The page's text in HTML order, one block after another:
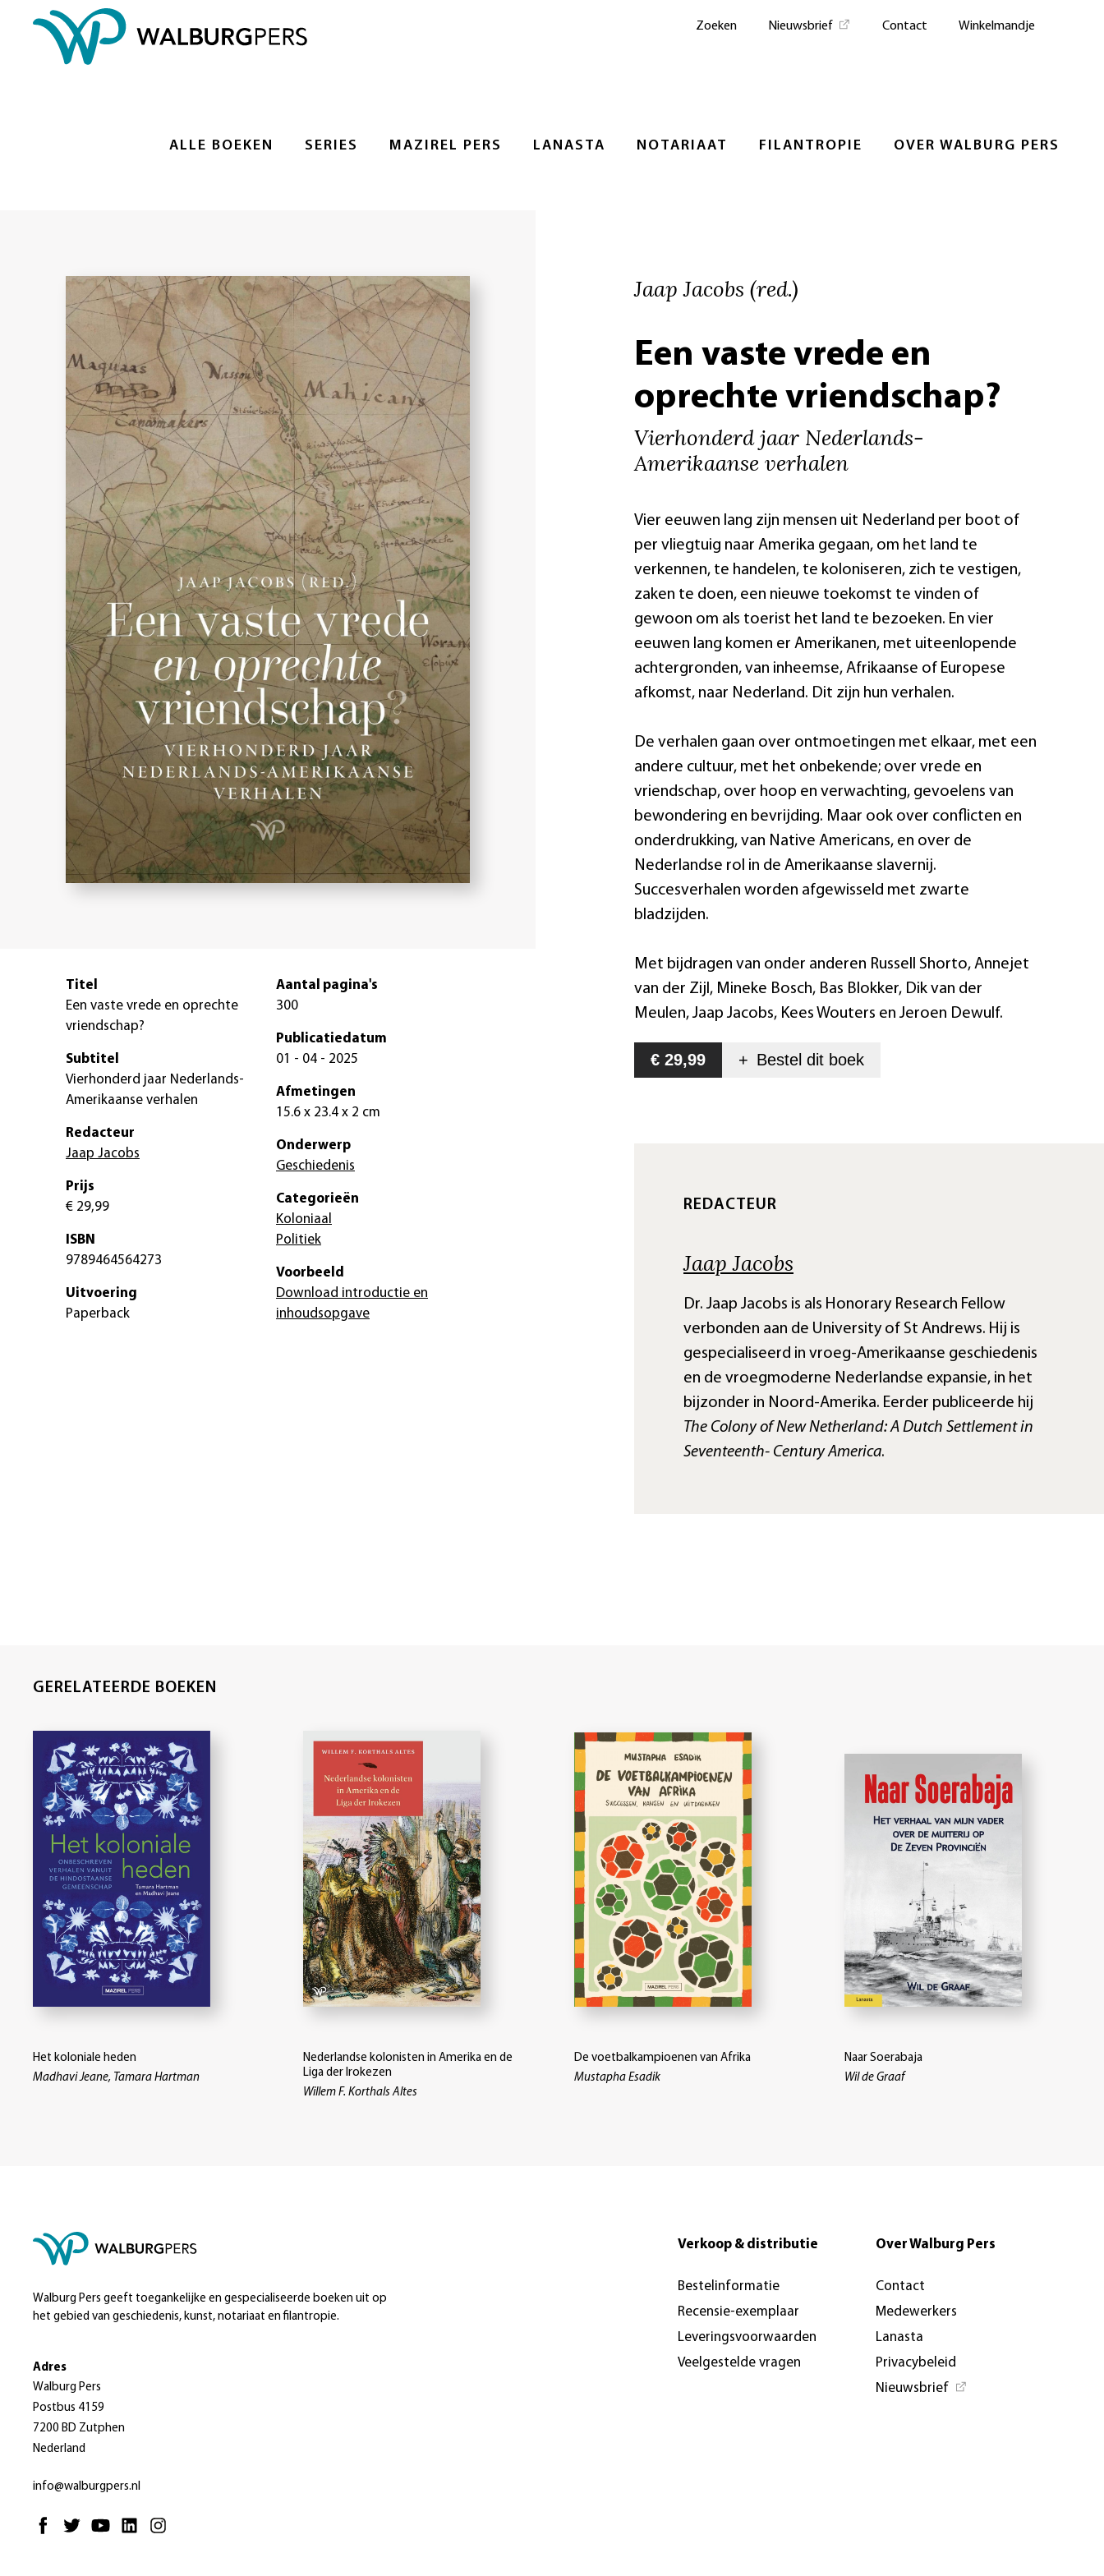
ALLE BOEKEN SERIES MAZIREL PERS LANASTA NOTARIAAT FILANTROPIE OVER WALBURG PERS
Zoeken Nieuwsbrief Contact Winkelmandje
Jaap Jacobs (red.)
Een vaste vrede en
oprechte vriendschap?
Vierhonderd jaar Nederlands-
Amerikaanse verhalen
Vier eeuwen lang zijn mensen uit Nederland per boot of
per vliegtuig naar Amerika gegaan, om het land te
verkennen, te handelen, te koloniseren, zich te vestigen,
zaken te doen, een nieuwe toekomst te vinden of
gewoon om als toerist het land te bezoeken. En vier
eeuwen lang komen er Amerikanen, met uiteenlopende
achtergronden, van inheemse, Afrikaanse of Europese
afkomst, naar Nederland. Dit zijn hun verhalen.
De verhalen gaan over ontmoetingen met elkaar, met een
andere cultuur, met het onbekende; over vrede en
vriendschap, over hoop en verwachting, gevoelens van
bewondering en bevrijding. Maar ook over conflicten en
onderdrukking, van Native Americans, en over de
Nederlandse rol in de Amerikaanse slavernij.
Succesverhalen worden afgewisseld met zwarte
bladzijden.
Met bijdragen van onder anderen Russell Shorto, Annejet
van der Zijl, Mineke Bosch, Bas Blokker, Dik van der
Meulen, Jaap Jacobs, Kees Wouters en Jeroen Dewulf.
€ 29,99 + Bestel dit boek
REDACTEUR
Jaap Jacobs
Dr. Jaap Jacobs is als Honorary Research Fellow
verbonden aan de University of St Andrews. Hij is
gespecialiseerd in vroeg-Amerikaanse geschiedenis
en de vroegmoderne Nederlandse expansie, in het
bijzonder in Noord-Amerika. Eerder publiceerde hij
The Colony of New Netherland: A Dutch Settlement in
Seventeenth- Century America.
Titel
Een vaste vrede en oprechte
vriendschap?
Subtitel
Vierhonderd jaar Nederlands-
Amerikaanse verhalen
Redacteur
Jaap Jacobs
Prijs
€ 29,99
ISBN
9789464564273
Uitvoering
Paperback
Aantal pagina's
300
Publicatiedatum
01 - 04 - 2025
Afmetingen
15.6 x 23.4 x 2 cm
Onderwerp
Geschiedenis
Categorieën
Koloniaal
Politiek
Voorbeeld
Download introductie en
inhoudsopgave
GERELATEERDE BOEKEN
Het koloniale heden
Madhavi Jeane, Tamara Hartman
Nederlandse kolonisten in Amerika en de
Liga der Irokezen
Willem F. Korthals Altes
De voetbalkampioenen van Afrika
Mustapha Esadik
Naar Soerabaja
Wil de Graaf
Walburg Pers geeft toegankelijke en gespecialiseerde boeken uit op
het gebied van geschiedenis, kunst, notariaat en filantropie.
Adres
Walburg Pers
Postbus 4159
7200 BD Zutphen
Nederland
info@walburgpers.nl
Verkoop & distributie
Bestelinformatie
Recensie-exemplaar
Leveringsvoorwaarden
Veelgestelde vragen
Over Walburg Pers
Contact
Medewerkers
Lanasta
Privacybeleid
Nieuwsbrief